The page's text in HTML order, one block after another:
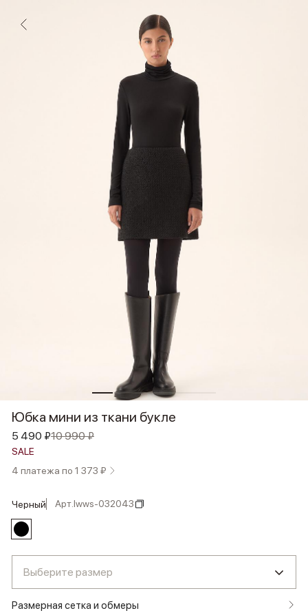
Юбка мини из ткани букле
5 490 ₽10 990 ₽
SALE
4 платежа по 1 373 ₽
черный Арт.lwws-032043
Выберите размер
Размерная сетка и обмеры